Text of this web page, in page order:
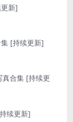
新]
集 [持续更新]
真合集 [持续更
续更新]